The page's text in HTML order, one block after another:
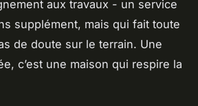
aux travaux - un service
supplément, mais qui fait toute
de doute sur le terrain. Une
c’est une maison qui respire la